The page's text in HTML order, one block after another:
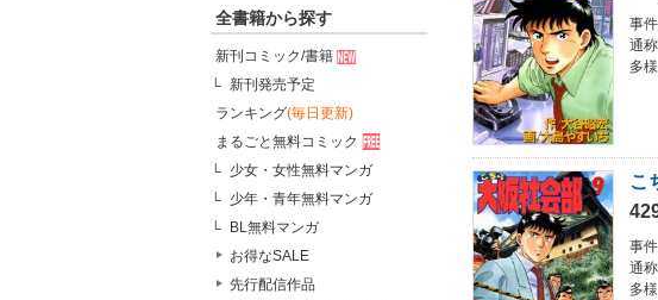
全書籍から探す
新刊コミック/書籍
新刊発売予定
ランキング(毎日更新)
まるごと無料コミック
少女・女性無料マンガ
少年・青年無料マンガ
BL無料マンガ
お得なSALE
先行配信作品
事
通
多
こ
事
通
多